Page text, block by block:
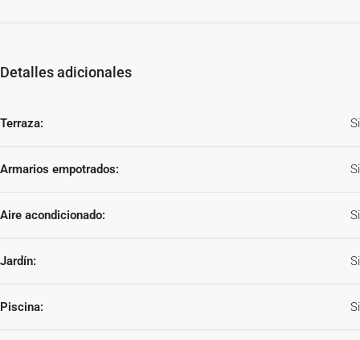
Detalles adicionales
Terraza: Si
Armarios empotrados: Si
Aire acondicionado: Si
Jardín: Si
Piscina: Si